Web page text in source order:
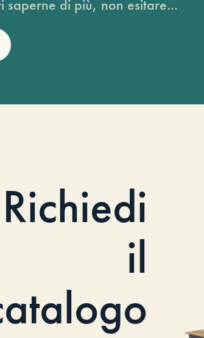
saperne di più, non esitare...
Richiedi
il